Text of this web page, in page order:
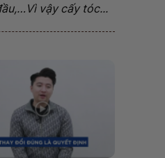
vậy cấy tóc...